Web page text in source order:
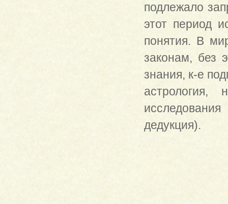
подлежало
этот период
понятия. В
законам, без
знания, к-е
дедукция).